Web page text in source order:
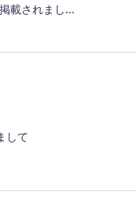
載されまし...
して